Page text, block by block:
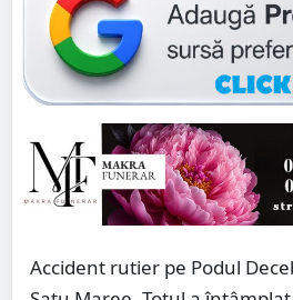
Accident rutier pe Podul